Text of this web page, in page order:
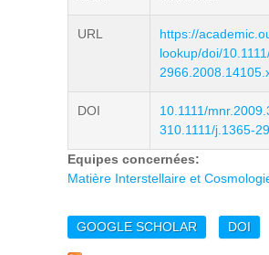
URL
https://
lookup/doi/
DOI
10.1111/
310.1111/j.1365-
Equipes concernées:
Matière Interstellaire et
GOOGLE SCHOLAR DOI